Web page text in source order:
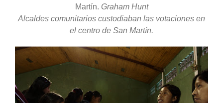
Martín. Graham Hunt
Alcaldes comunitarios custodiaban las votaciones en
el centro de San Martín.